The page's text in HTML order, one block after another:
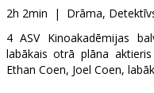
Kino
Klubs
2h 2min | Drāma,
4 ASV Kinoakadēmijas
labākais otrā plāna
Ethan Coen, Joel Coen,